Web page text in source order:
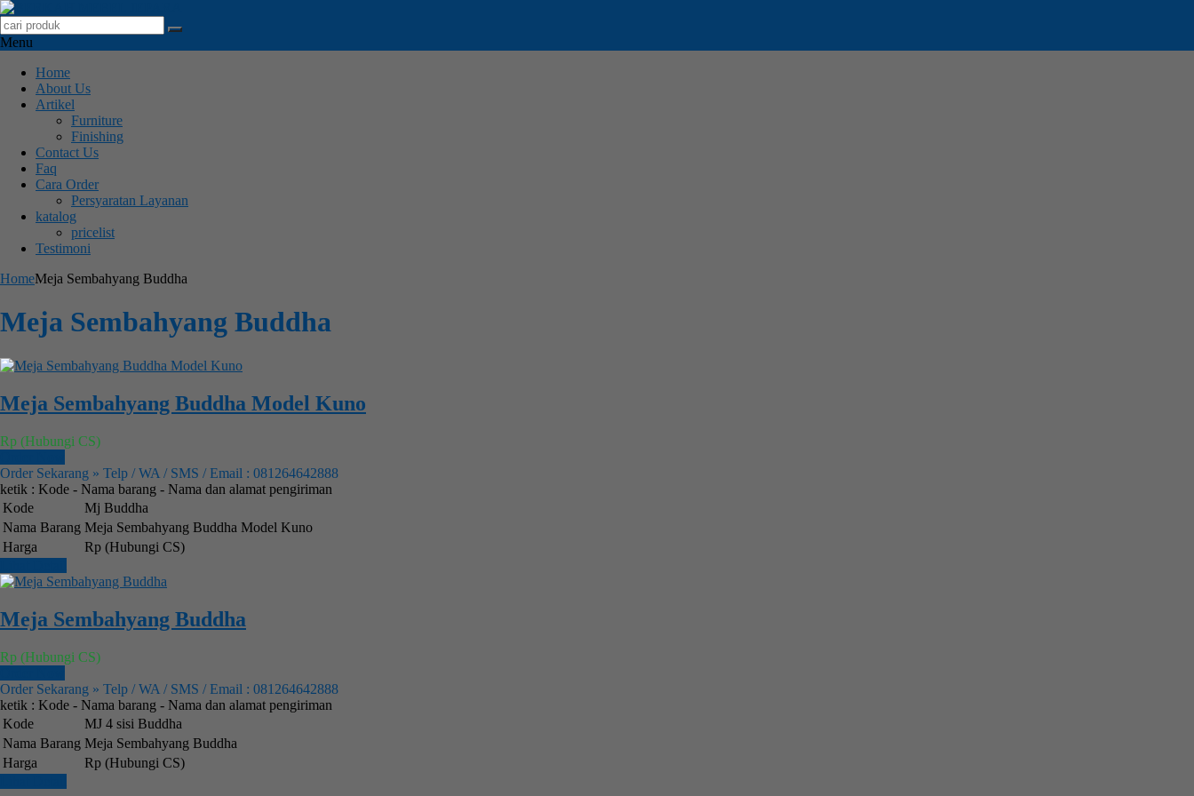
Menu
Home
About Us
Artikel
Furniture
Finishing
Contact Us
Faq
Cara Order
Persyaratan Layanan
katalog
pricelist
Testimoni
HomeMeja Sembahyang Buddha
Meja Sembahyang Buddha
Meja Sembahyang Buddha Model Kuno
Rp (Hubungi CS)
Order Sekarang » Telp / WA / SMS / Email : 081264642888
ketik : Kode - Nama barang - Nama dan alamat pengiriman
Kode
Mj Buddha
Nama Barang Meja Sembahyang Buddha Model Kuno
Harga
Rp (Hubungi CS)
Meja Sembahyang Buddha
Rp (Hubungi CS)
Order Sekarang » Telp / WA / SMS / Email : 081264642888
ketik : Kode - Nama barang - Nama dan alamat pengiriman
Kode
MJ 4 sisi Buddha
Nama Barang Meja Sembahyang Buddha
Harga
Rp (Hubungi CS)